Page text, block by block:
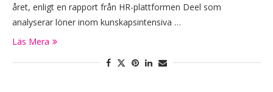
året, enligt en rapport från HR-plattformen Deel som
analyserar löner inom kunskapsintensiva …
Läs Mera